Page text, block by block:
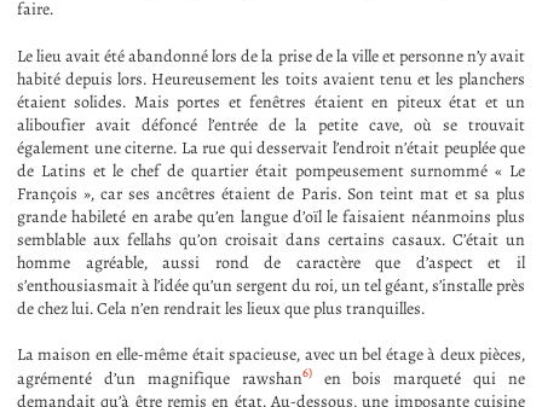
faire.
Le lieu avait été abandonné lors de la prise de la ville et personne n’y avait
habité depuis lors. Heureusement les toits avaient tenu et les planchers
étaient solides. Mais portes et fenêtres étaient en piteux état et un
aliboufier avait défoncé l’entrée de la petite cave, où se trouvait
également une citerne. La rue qui desservait l’endroit n’était peuplée que
de Latins et le chef de quartier était pompeusement surnommé « Le
François », car ses ancêtres étaient de Paris. Son teint mat et sa plus
grande habileté en arabe qu’en langue d’oïl le faisaient néanmoins plus
semblable aux fellahs qu’on croisait dans certains casaux. C’était un
homme agréable, aussi rond de caractère que d’aspect et il
s’enthousiasmait à l’idée qu’un sergent du roi, un tel géant, s’installe près
de chez lui. Cela n’en rendrait les lieux que plus tranquilles.
La maison en elle-même était spacieuse, avec un bel étage à deux pièces,
agrémenté d’un magnifique rawshan6)en bois marqueté qui ne
demandait qu’à être remis en état. Au-dessous, une imposante cuisine